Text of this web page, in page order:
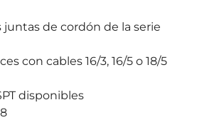
juntas de cordón de la serie
con cables 16/3, 16/5 o 18/5
disponibles